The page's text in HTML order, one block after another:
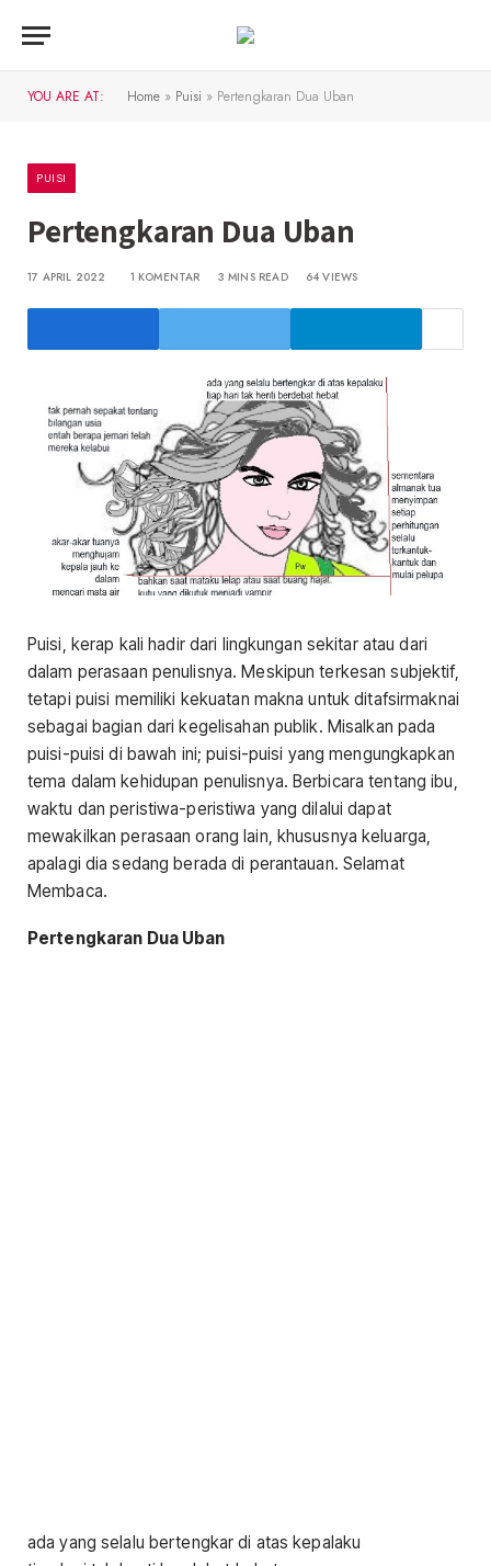
YOU ARE AT: Home » Puisi » Pertengkaran Dua Uban
PUISI
Pertengkaran Dua Uban
17 APRIL 2022 1 KOMENTAR 3 MINS READ 64VIEWS
Puisi, kerap kali hadir dari lingkungan sekitar atau dari
dalam perasaan penulisnya. Meskipun terkesan subjektif,
tetapi puisi memiliki kekuatan makna untuk ditafsirmaknai
sebagai bagian dari kegelisahan publik. Misalkan pada
puisi-puisi di bawah ini; puisi-puisi yang mengungkapkan
tema dalam kehidupan penulisnya. Berbicara tentang ibu,
waktu dan peristiwa-peristiwa yang dilalui dapat
mewakilkan perasaan orang lain, khususnya keluarga,
apalagi dia sedang berada di perantauan. Selamat
Membaca.
Pertengkaran Dua Uban
ada yang selalu bertengkar di atas kepalaku